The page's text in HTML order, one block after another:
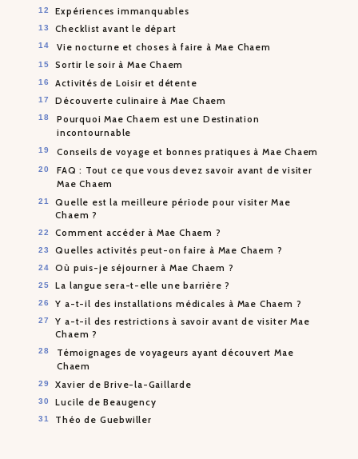
Expériences immanquables
Checklist avant le départ
Vie nocturne et choses à faire à Mae Chaem
Sortir le soir à Mae Chaem
Activités de Loisir et détente
Découverte culinaire à Mae Chaem
Pourquoi Mae Chaem est une Destination
incontournable
Conseils de voyage et bonnes pratiques à Mae Chaem
FAQ : Tout ce que vous devez savoir avant de visiter
Mae Chaem
Quelle est la meilleure période pour visiter Mae
Chaem ?
Comment accéder à Mae Chaem ?
Quelles activités peut-on faire à Mae Chaem ?
Où puis-je séjourner à Mae Chaem ?
La langue sera-t-elle une barrière ?
Y a-t-il des installations médicales à Mae Chaem ?
Y a-t-il des restrictions à savoir avant de visiter Mae
Chaem ?
Témoignages de voyageurs ayant découvert Mae
Chaem
Xavier de Brive-la-Gaillarde
Lucile de Beaugency
Théo de Guebwiller